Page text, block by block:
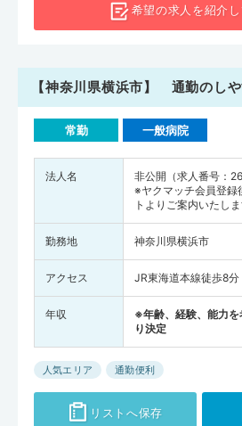
希望の求人を紹介
【神奈川県横浜市】 通勤のしや
常勤 一般病院
法人名
非公開（求人番号：
※ヤクマッチ会員登録
トよりご案内いたしま
勤務地 神奈川県横浜市
アクセス JR東海道本線徒歩8分
年収
※年齢、経験、能力を
り決定
人気エリア 通勤便利
リストへ保存